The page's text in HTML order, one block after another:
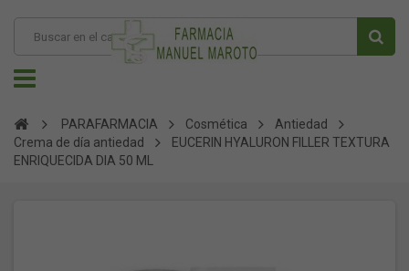
PARAFARMACIA Cosmética
Antiedad
Crema de día antiedad
EUCERIN HYALURON FILLER TEXTURA
ENRIQUECIDA DIA 50 ML